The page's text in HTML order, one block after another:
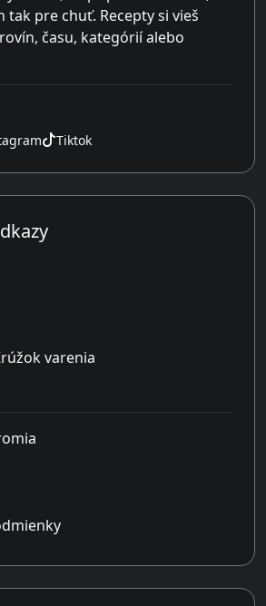
tak pre chuť. Recepty si vieš
času, kategórií alebo
Tiktok
varenia